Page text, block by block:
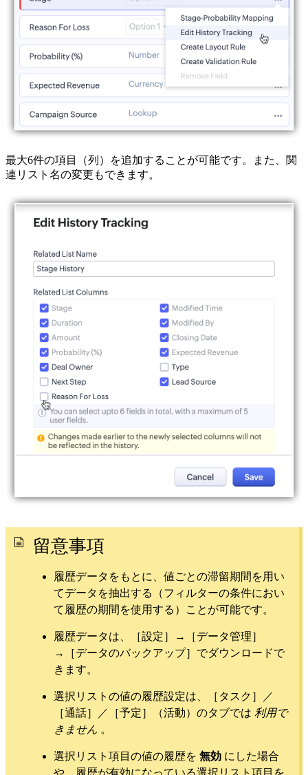
最大6件の項目（列）を追加することが可能です。また、関
連リスト名の変更もできます。
留意事項
履歴データをもとに、値ごとの滞留期間を用い
てデータを抽出する（フィルターの条件におい
て履歴の期間を使用する）ことが可能です。
履歴データは、［設定］→［データ管理］
→［データのバックアップ］でダウンロードで
きます。
選択リストの値の履歴設定は、［タスク］／
［通話］／［予定］（活動）のタブでは 利用で
きません 。
選択リスト項目の値の履歴を 無効 にした場合